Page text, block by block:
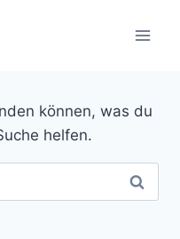
können, was du
helfen.